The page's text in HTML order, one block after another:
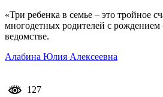
«Три ребенка в семье – это тройное
многодетных родителей с
ведомстве.
Алабина Юлия Алексеевна
127